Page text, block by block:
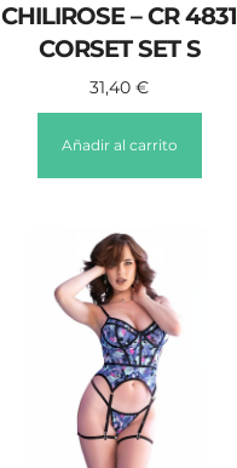
CHILIROSE – CR 4831
CORSET SET S
31,40€
Añadir al carrito